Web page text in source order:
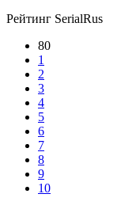
Рейтинг SerialRus
80
1
2
3
4
5
6
7
8
9
10